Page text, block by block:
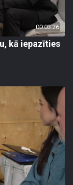
00:03:26
kā iepazīties